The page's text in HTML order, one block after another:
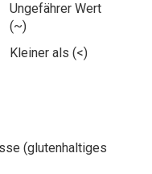
Ungefährer Wert
(~)
Kleiner als (<)
(glutenhaltiges